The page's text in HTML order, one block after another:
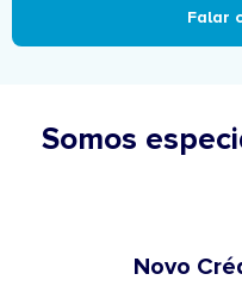
Falar
Somos
Novo